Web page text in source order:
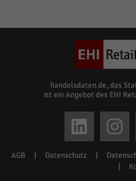
Ergebnisse
allyouneedfresh.de"
überprüfen
Rechtschreibung
oder
handelsdaten.de, das
ist ein Angebot des EHI
Footer
AGB Datenschutz